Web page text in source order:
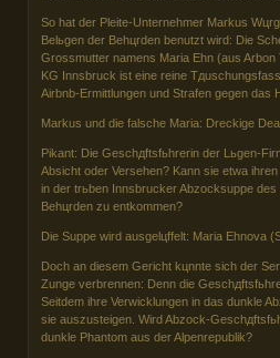
So hat der Pleite-Unternehmer Markus
Belьgen der Behцrden benutzt wird: Die
Grossmutter namens Maria Ehn (aus
KG Innsbruck ist eine reine
Airbnb-Ermittlungen und Strafen gegen
Markus und die falsche Maria: Dreckige
Pikant: Die Geschдftsfьhrerin der Lьgen-
Absicht oder Versehen? Kann sie etwa
in der trьben Innsbrucker Abzocksuppe
Behцrden zu entkommen?
Die Suppe wird ausgelцffelt: Maria Ehnova
Doch an diesem Gericht kцnnte sich der
Zunge verbrennen: Denn die
Seitdem ihre Verwicklungen in das dunkle
sie auszusteigen. Wird Abzock-
dunkle Phantom aus der Alpenrepublik?